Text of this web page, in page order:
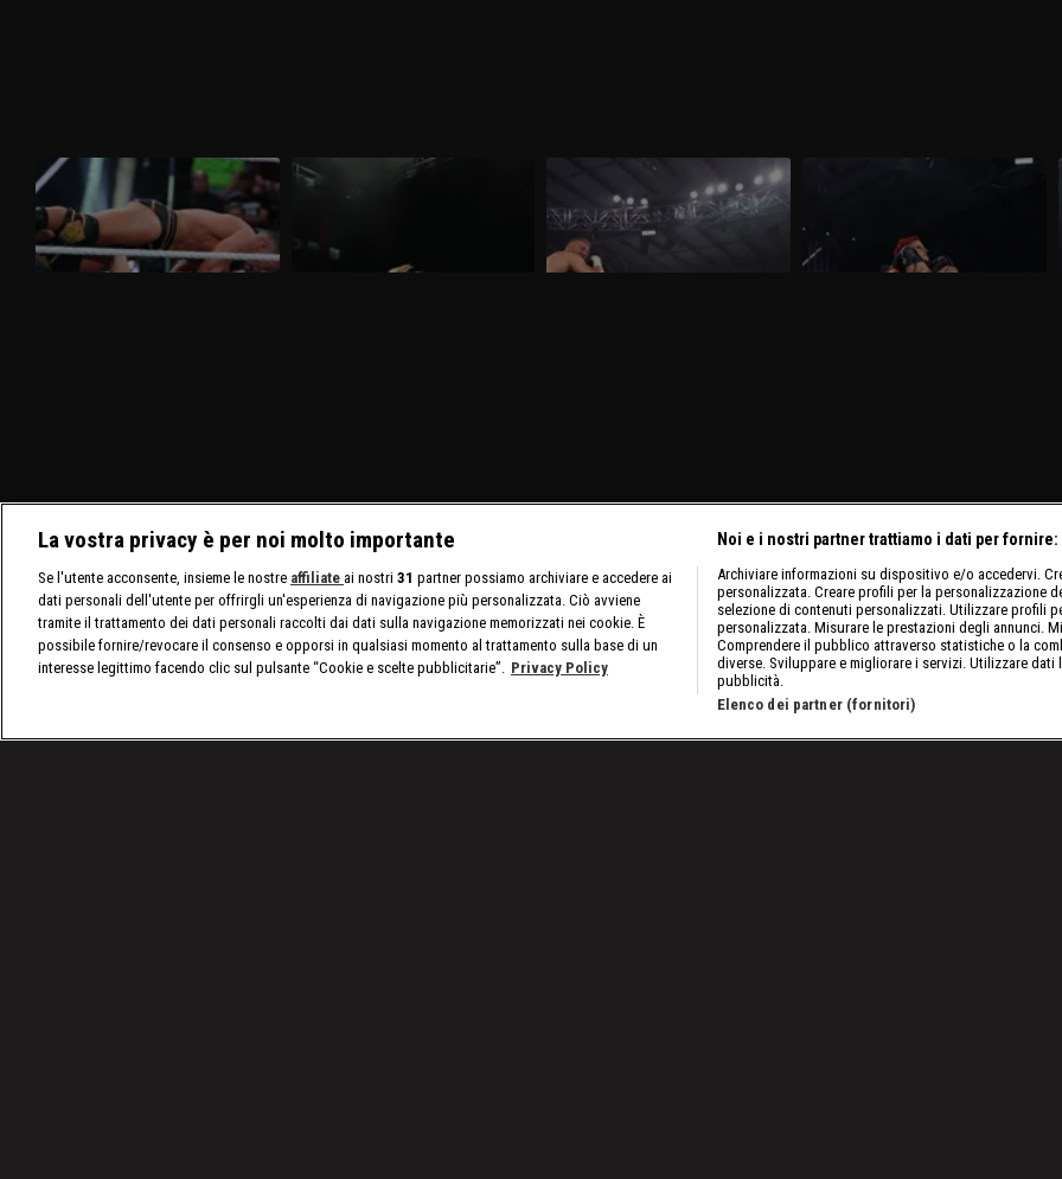
WWE NXT 24 marzo 2026: Saints e
D'Angelo a confronto
Nella puntata di NXT del 24 marzo,visibile
su discovery+, si affrontano Ricky Saints
e Tony D'Angelo. Gauntlet Match per
stabilire il prossimo avversario di Myles
WWE NXT 17 marzo 2026: tutti i
titoli femminili in palio
Jacy Jayne, Sol Ruca e Zaria per il titolo
assoluto. Tatum Paxley e Izzi Dame si
WWE NXT 10 marzo 2026: i primi
sfidanti per lo Speed
Nella puntata di NXT del 10 marzo,
visibile su discovery+, sono in
programma due N.1 Contender's Match,
per lo Speed Championship maschile e
su discovery+, Zaria sfida Jacy Jayne per
il titolo femminile.
La vostra privacy è per noi molto importante
Se l'utente acconsente, insieme le nostre affiliate ai nostri 31 partner possiamo archiviare e accedere ai
dati personali dell'utente per offrirgli un'esperienza di navigazione più personalizzata. Ciò avviene
tramite il trattamento dei dati personali raccolti dai dati sulla navigazione memorizzati nei cookie. È
possibile fornire/revocare il consenso e opporsi in qualsiasi momento al trattamento sulla base di un
interesse legittimo facendo clic sul pulsante “Cookie e scelte pubblicitarie”. Privacy Policy
Noi e i nostri partner trattiamo i dati per fornire:
Archiviare informazioni su dispositivo e/o accedervi.
personalizzata. Creare profili per la personalizzazione
selezione di contenuti personalizzati. Utilizzare profili
personalizzata. Misurare le prestazioni degli annunci.
Comprendere il pubblico attraverso statistiche o la
diverse. Sviluppare e migliorare i servizi. Utilizzare dati
pubblicità.
Elenco dei partner (fornitori)